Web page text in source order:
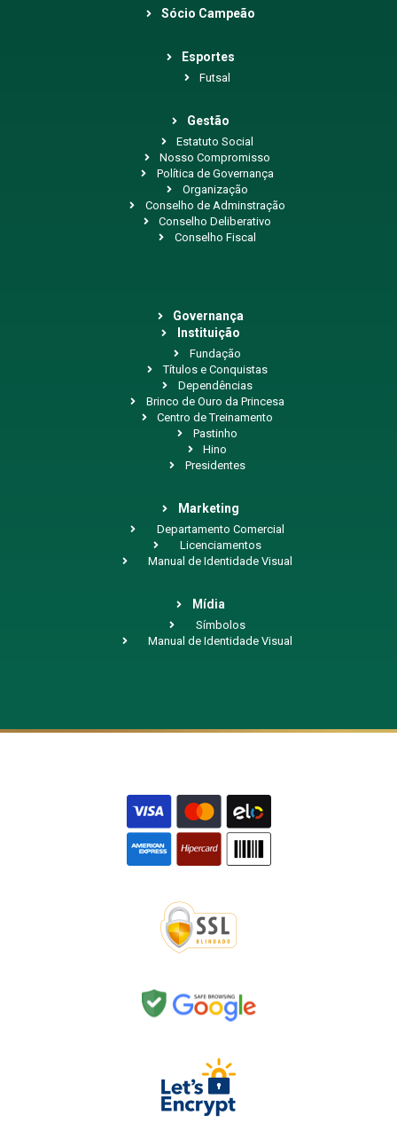
Sócio Campeão
Esportes
Futsal
Gestão
Estatuto Social
Nosso Compromisso
Política de Governança
Organização
Conselho de Adminstração
Conselho Deliberativo
Conselho Fiscal
Governança
Instituição
Fundação
Títulos e Conquistas
Dependências
Brinco de Ouro da Princesa
Centro de Treinamento
Pastinho
Hino
Presidentes
Marketing
Departamento Comercial
Licenciamentos
Manual de Identidade Visual
Mídia
Símbolos
Manual de Identidade Visual